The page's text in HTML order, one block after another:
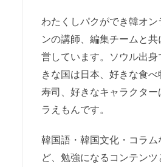
わたくしパクができ韓オン
ンの講師、編集チームと共
営しています。ソウル出身
きな国は日本、好きな食べ
寿司、好きなキャラクター
ラえもんです。
韓国語・韓国文化・コラム
ど、勉強になるコンテンツ